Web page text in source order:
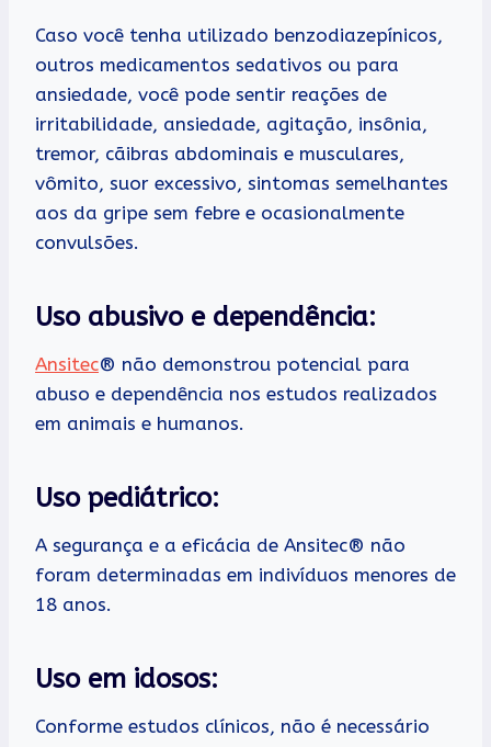
Caso você tenha utilizado benzodiazepínicos,
outros medicamentos sedativos ou para
ansiedade, você pode sentir reações de
irritabilidade, ansiedade, agitação, insônia,
tremor, cãibras abdominais e musculares,
vômito, suor excessivo, sintomas semelhantes
aos da gripe sem febre e ocasionalmente
convulsões.
Uso abusivo e dependência:
Ansitec® não demonstrou potencial para
abuso e dependência nos estudos realizados
em animais e humanos.
Uso pediátrico:
A segurança e a eficácia de Ansitec® não
foram determinadas em indivíduos menores de
18 anos.
Uso em idosos:
Conforme estudos clínicos, não é necessário